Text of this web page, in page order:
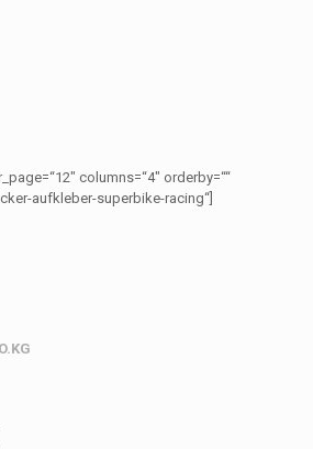
columns=“4″ orderby=““
aufkleber-superbike-racing“]